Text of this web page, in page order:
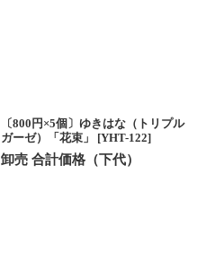
〔800円×5個〕ゆきはな（トリプル
ガーゼ）「花束」
[YHT-122]
卸売 合計価格（下代）